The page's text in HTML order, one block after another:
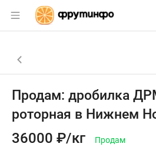
Раздел навигации по
Объявление:
Навигация и
Назад к списку объявлений
Продам: дробилка
роторная в Нижнем
36000 ₽/кг
Продам